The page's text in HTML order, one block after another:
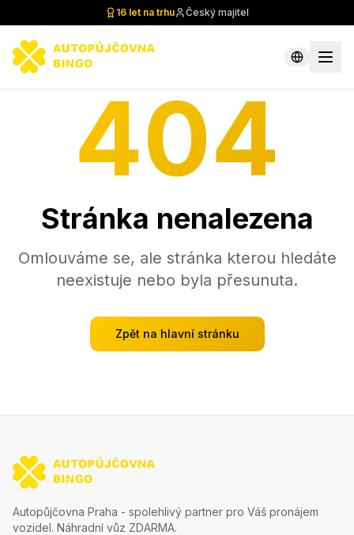
16 let na trhu Český majitel
404
Stránka nenalezena
Omlouváme se, ale stránka kterou hledáte
neexistuje nebo byla přesunuta.
Zpět na hlavní stránku
Autopůjčovna Praha - spolehlivý partner pro Váš pronájem
vozidel. Náhradní vůz ZDARMA.